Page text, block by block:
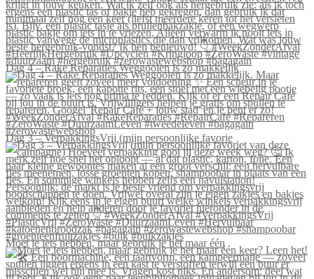
Dag 4 – Rake Reparaties Weggooien is zo makkelijk
Dag 3 – VerpakkingsVrij (mijn persoonlijke favorie
Moet je iets hebben, maar gebruik je het maar één